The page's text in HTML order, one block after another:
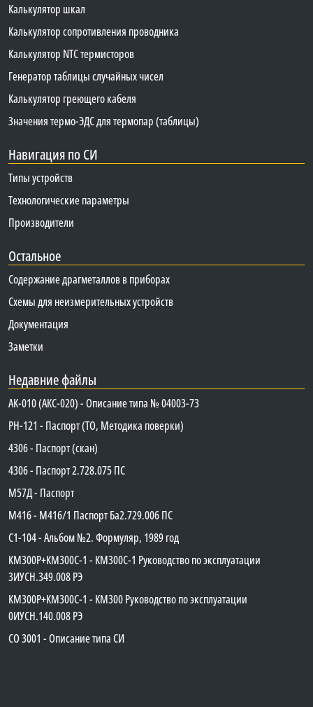
Калькулятор шкал
Калькулятор сопротивления проводника
Калькулятор NTC термисторов
Генератор таблицы случайных чисел
Калькулятор греющего кабеля
Значения термо-ЭДС для термопар (таблицы)
Навигация по СИ
Типы устройств
Технологические параметры
Производители
Остальное
Содержание драгметаллов в приборах
Схемы для неизмерительных устройств
Документация
Заметки
Недавние файлы
АК-010 (АКС-020) - Описание типа № 04003-73
PH-121 - Паспорт (ТО, Методика поверки)
4306 - Паспорт (скан)
4306 - Паспорт 2.728.075 ПС
М57Д - Паспорт
М416 - М416/1 Паспорт Ба2.729.006 ПС
C1-104 - Альбом №2. Формуляр, 1989 год
КМ300Р+КМ300С-1 - КМ300C-1 Руководство по эксплуатации
3ИУСН.349.008 РЭ
КМ300Р+КМ300С-1 - КМ300 Руководство по эксплуатации
0ИУСН.140.008 РЭ
СО 3001 - Описание типа СИ